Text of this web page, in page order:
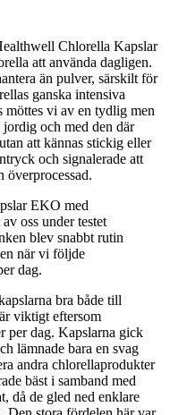
Chlorella Kapslar
att använda dagligen.
än pulver, särskilt för
ganska intensiva
möttes vi av en tydlig men
och med den där
att kännas stickig eller
och signalerade att
överprocessad.
blev snabbt rutin
när vi följde
dag.
bra både till
viktigt eftersom
per dag. Kapslarna gick
lämnade bara en svag
andra chlorellaprodukter
bäst i samband med
då de gled ned enklare